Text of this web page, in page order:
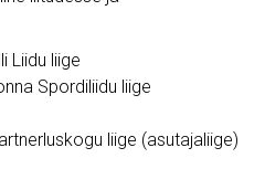
Liidu liige
Spordiliidu liige
liige (asutajaliige)